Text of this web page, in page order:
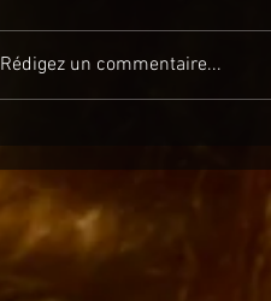
Rédigez un commentaire...